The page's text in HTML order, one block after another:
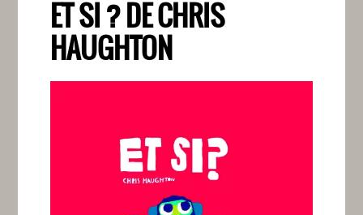
ET SI ? DE CHRIS
HAUGHTON